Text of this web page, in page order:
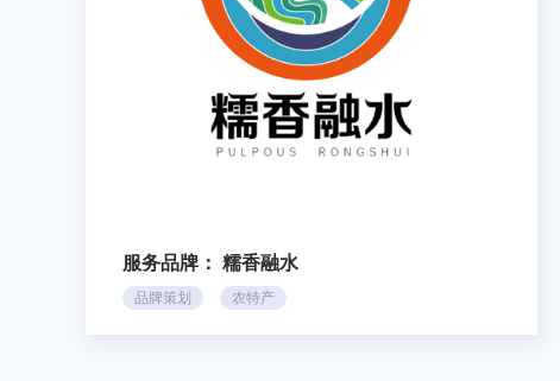
服务品牌： 糯香融水
品牌策划 农特产